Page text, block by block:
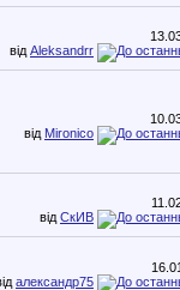
від Aleksandrr
від Mironico
від СкИВ
александр75